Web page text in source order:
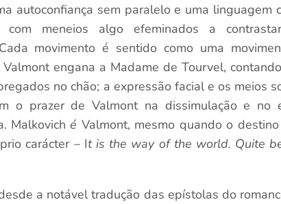
autoconfiança sem paralelo e uma linguagem
meneios algo efeminados a
movimento é sentido como uma
engana a Madame de Tourvel,
no chão; a expressão facial e os meios
o prazer de Valmont na dissimulação e no
Malkoviché Valmont, mesmo quando o
carácter – It is the way of the world. Quite
a notável tradução das epístolas do